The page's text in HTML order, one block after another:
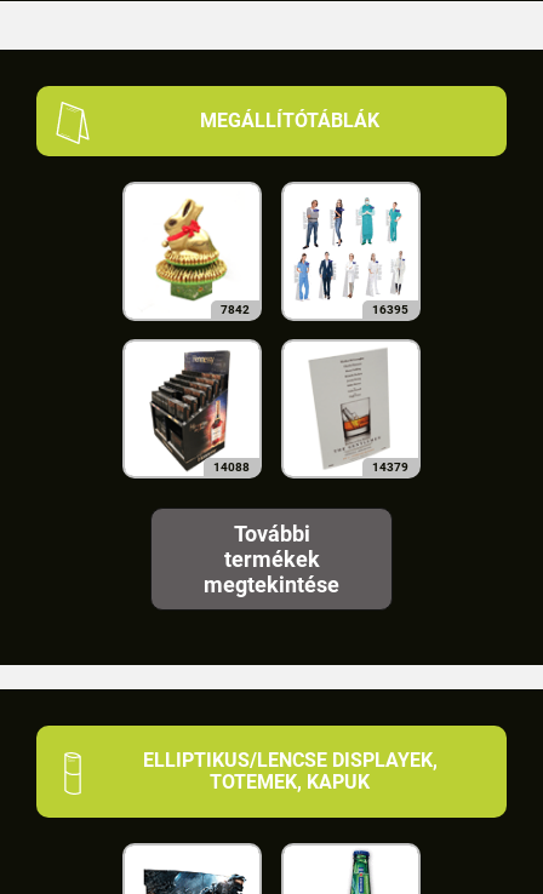
MEGÁLLÍTÓTÁBLÁK
7842 16395
14088 14379
További
termékek
megtekintése
ELLIPTIKUS/LENCSE DISPLAYEK,
TOTEMEK, KAPUK